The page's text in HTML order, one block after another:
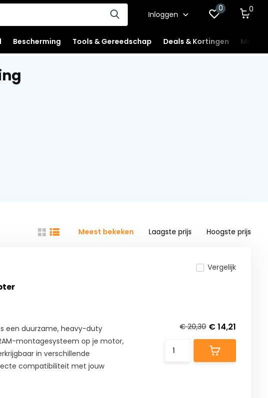
Inloggen
0 0
Bescherming Tools & Gereedschap Deals & Kortingen
Meest bekeken Laagste prijs Hoogste prijs
een duurzame, heavy-duty
montagesysteem op je motor,
in verschillende
compatibiliteit met jouw
Vergelijk
€ 20,30 € 14,21